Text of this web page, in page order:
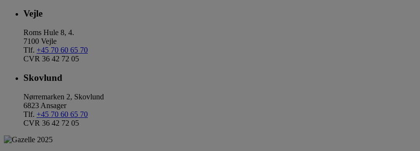
Vejle
Roms Hule 8, 4.
7100 Vejle
Tlf. +45 70 60 65 70
CVR 36 42 72 05
Skovlund
Nørremarken 2, Skovlund
6823 Ansager
Tlf. +45 70 60 65 70
CVR 36 42 72 05